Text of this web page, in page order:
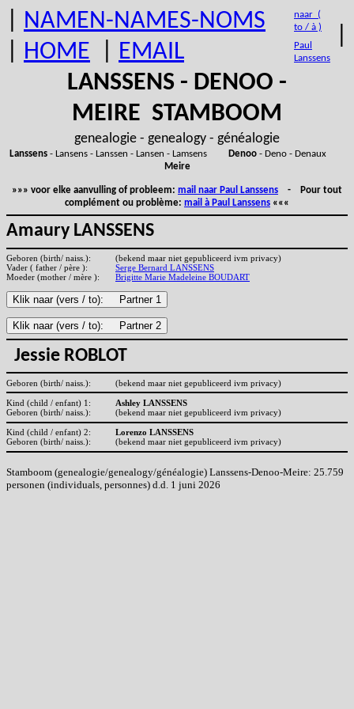
NAMEN-NAMES-NOMS
HOME EMAIL
naar (
to / à )
Paul
Lanssens
LANSSENS - DENOO -
MEIRE STAMBOOM
genealogie - genealogy - généalogie
Lanssens- Lansens - Lanssen - Lansen - Lamsens Denoo- Deno - Denaux
Meire
»»» voor elke aanvulling of probleem: mail naar Paul Lanssens - Pour tout
complément ou problème: mail à Paul Lanssens «««
Amaury LANSSENS
Geboren (birth/ naiss.):
(bekend maar niet gepubliceerd ivm privacy)
Vader ( father / père ):
Serge Bernard LANSSENS
Moeder (mother / mère ):
Brigitte Marie Madeleine BOUDART
Jessie ROBLOT
Geboren (birth/ naiss.): (bekend maar niet gepubliceerd ivm privacy)
Kind (child / enfant) 1:
Ashley LANSSENS
Geboren (birth/ naiss.):
(bekend maar niet gepubliceerd ivm privacy)
Kind (child / enfant) 2:
Lorenzo LANSSENS
Geboren (birth/ naiss.):
(bekend maar niet gepubliceerd ivm privacy)
Stamboom (genealogie/genealogy/généalogie) Lanssens-Denoo-Meire: 25.759
personen (individuals, personnes) d.d. 1 juni 2026